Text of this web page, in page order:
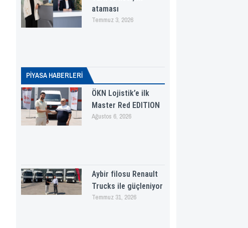
ataması
Temmuz 3, 2026
PİYASA HABERLERI
ÖKN Lojistik’e ilk
Master Red EDITION
Ağustos 6, 2026
Aybir filosu Renault
Trucks ile güçleniyor
Temmuz 31, 2026